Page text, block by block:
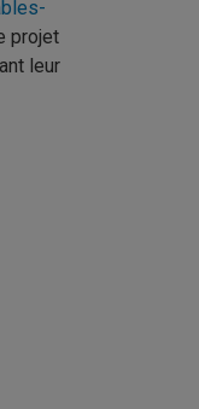
projet
leur